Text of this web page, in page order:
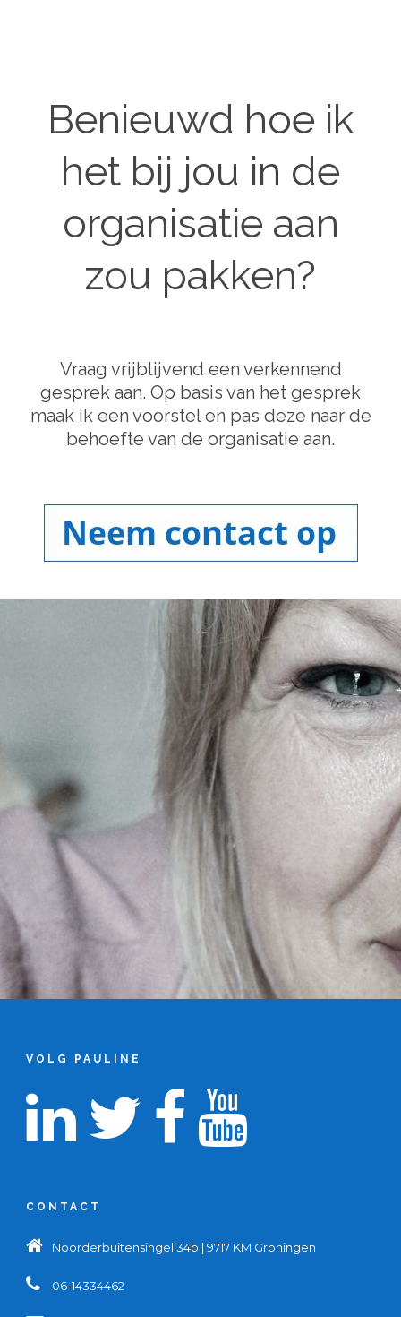
Benieuwd hoe ik
het bij jou in de
organisatie aan
zou pakken?
Vraag vrijblijvend een verkennend
gesprek aan. Op basis van het gesprek
maak ik een voorstel en pas deze naar de
behoefte van de organisatie aan.
VOLG PAULINE
CONTACT
Noorderbuitensingel 34b | 9717 KM Groningen
06-14334462